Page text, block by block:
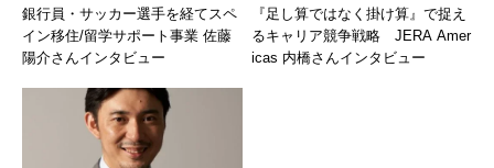
銀行員・サッカー選手を経てスペ
イン移住/留学サポート事業 佐藤
陽介さんインタビュー
『足し算ではなく掛け算』で捉え
るキャリア競争戦略 JERA Amer
icas 内橋さんインタビュー